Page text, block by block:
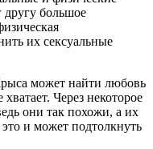
другу большое
их сексуальные
может найти любовь
Через некоторое
они так похожи, а их
и может подтолкнуть